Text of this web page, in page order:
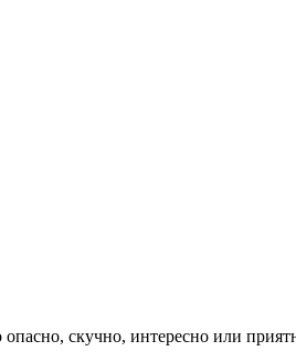
скучно, интересно или